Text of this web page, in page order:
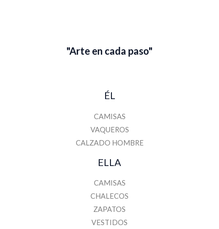
"Arte en cada paso"
ÉL
CAMISAS
VAQUEROS
CALZADO HOMBRE
ELLA
CAMISAS
CHALECOS
ZAPATOS
VESTIDOS